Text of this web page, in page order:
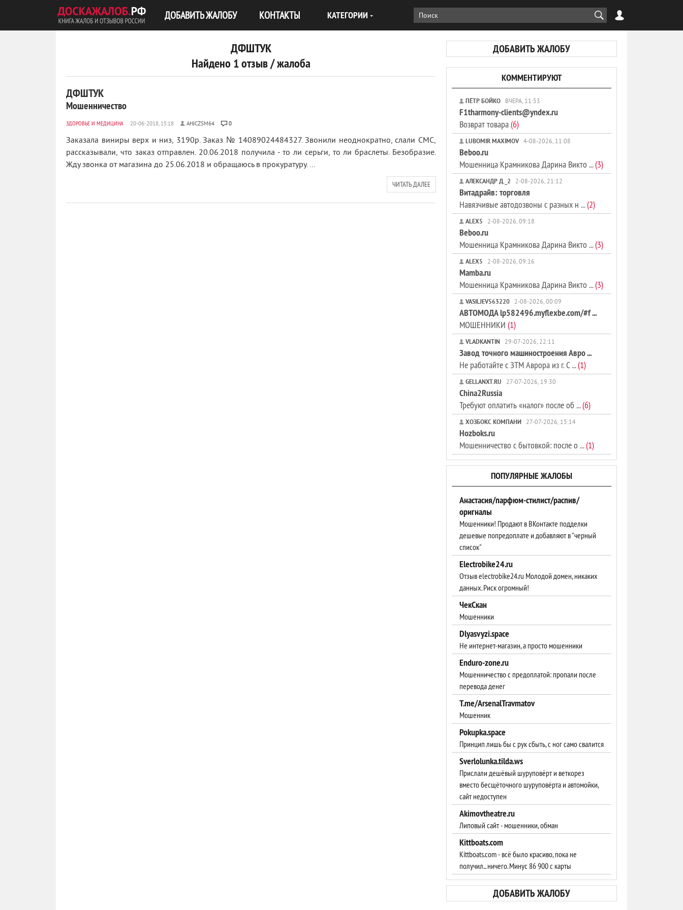
ДОБАВИТЬ ЖАЛОБУ КОНТАКТЫ КАТЕГОРИИ
ДОБАВИТЬ ЖАЛОБУ
ДФШТУК
Найдено 1 отзыв / жалоба
ДФШТУК
Мошенничество
ЗДОРОВЬЕ И МЕДИЦИНА AHJCZSM64 0
Заказала виниры верх и низ, 3190р. Заказ № 14089024484327. Звонили неоднократно, слали СМС,
рассказывали, что заказ отправлен. 20.06.2018 получила - то ли серьги, то ли браслеты. Безобразие.
Жду звонка от магазина до 25.06.2018 и обращаюсь в прокуратуру. ...
ЧИТАТЬ ДАЛЕЕ
КОММЕНТИРУЮТ
ПЁТР БОЙКО ВЧЕРА, 11:53
F1tharmony-clients@yndex.ru
Возврат товара(6)
LUBOMIR MAXIMOV 4-08-2026, 11:08
Beboo.ru
Мошенница Крамникова Дарина Викто ...(3)
АЛЕКСАНДР Д._2 2-08-2026, 21:12
Витадрайв: торговля
Навязчивые автодозвоны с разных н ...(2)
ALEX5 2-08-2026, 09:18
Beboo.ru
Мошенница Крамникова Дарина Викто ...(3)
ALEX5 2-08-2026, 09:16
Mamba.ru
Мошенница Крамникова Дарина Викто ...(3)
VASILJEV563220 2-08-2026, 00:09
АВТОМОДА lp582496.myflexbe.com/#f ...
МОШЕННИКИ (1)
VLADKANTIN 29-07-2026, 22:11
Завод точного машиностроения Авро ...
Не работайте с ЗТМ Аврора из г. С ...(1)
GELLANXT.RU 27-07-2026, 19:30
China2Russia
Требуют оплатить «налог» после об ...(6)
ХОЗБОКС КОМПАНИ 27-07-2026, 15:14
Hozboks.ru
Мошенничество с бытовкой: после о ...(1)
ПОПУЛЯРНЫЕ ЖАЛОБЫ
Анастасия/парфюм-стилист/распив/
оригналы
Мошенники! Продают в ВКонтакте подделки
дешевые попредоплате и добавляют в "черный
список"
Electrobike24.ru
Отзыв electrobike24.ru Молодой домен, никаких
данных. Риск огромный!
ЧекСкан
Мошенники
Dlyasvyzi.space
Не интернет-магазин, а просто мошенники
Enduro-zone.ru
Мошенничество с предоплатой: пропали после
перевода денег
T.me/ArsenalTravmatov
Мошенник
Pokupka.space
Принцип лишь бы с рук сбыть, с ног само свалится
Sverlolunka.tilda.ws
Прислали дешёвый шуруповёрт и веткорез
вместо бесщёточного шуруповёрта и автомойки,
сайт недоступен
Akimovtheatre.ru
Липовый сайт - мошенники, обман
Kittboats.com
Kittboats.com - всё было красиво, пока не
получил... ничего. Минус 86 900 с карты
ДОБАВИТЬ ЖАЛОБУ